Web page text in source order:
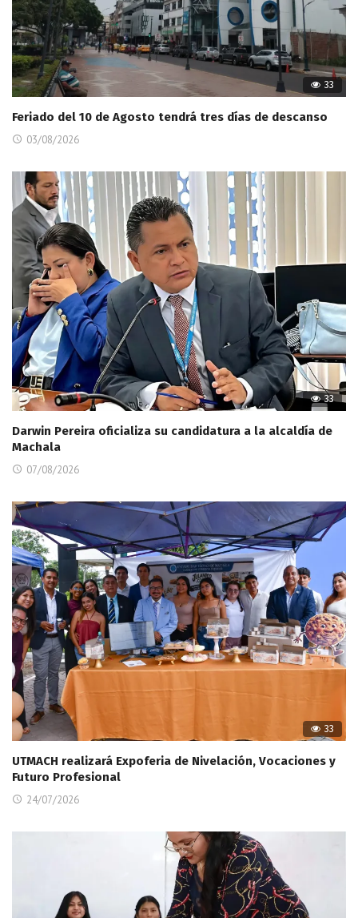
33
Feriado del 10 de Agosto tendrá tres días de descanso
03/08/2026
33
Darwin Pereira oficializa su candidatura a la alcaldía de
Machala
07/08/2026
33
UTMACH realizará Expoferia de Nivelación, Vocaciones y
Futuro Profesional
24/07/2026